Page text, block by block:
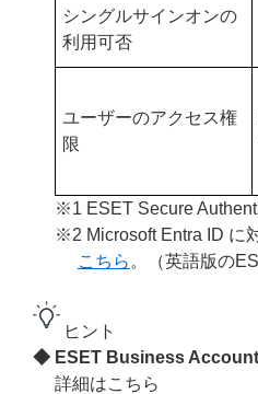
シングルサインオンの
利用可否
ユーザーのアクセス権
限
※1 ESET Secure
※2 Microsoft Entra ID に
こちら 。（英語版の
ヒント
◆ ESET Business Account
詳細はこちら